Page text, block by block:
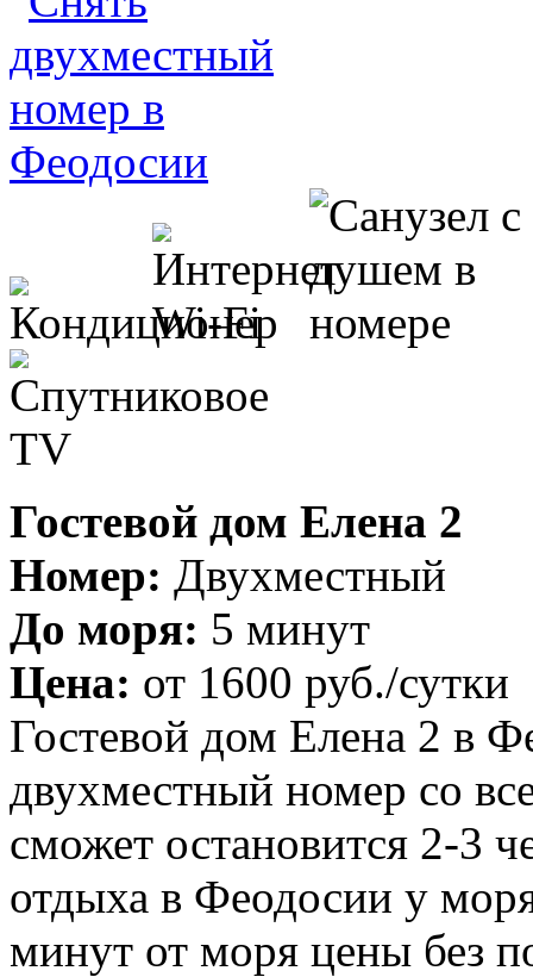
Гостевой дом Елена 2
Номер: Двухместный
До моря: 5 минут
Цена: от 1600 руб./сутки
Гостевой дом Елена 2 в
двухместный номер со
сможет остановится 2-3
отдыха в Феодосии у
минут от моря цены без